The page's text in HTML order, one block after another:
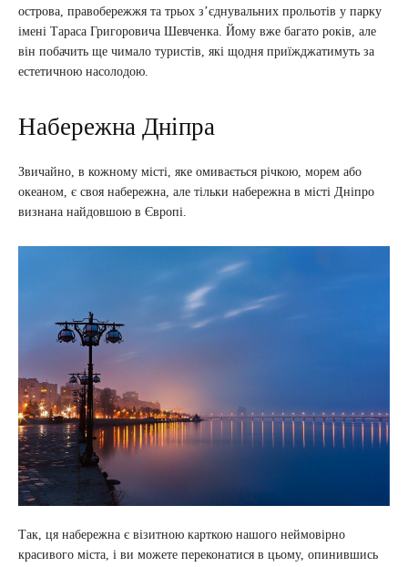
острова, правобережжя та трьох з’єднувальних прольотів у парку
імені Тараса Григоровича Шевченка. Йому вже багато років, але
він побачить ще чимало туристів, які щодня приїжджатимуть за
естетичною насолодою.
Набережна Дніпра
Звичайно, в кожному місті, яке омивається річкою, морем або
океаном, є своя набережна, але тільки набережна в місті Дніпро
визнана найдовшою в Європі.
Так, ця набережна є візитною карткою нашого неймовірно
красивого міста, і ви можете переконатися в цьому, опинившись